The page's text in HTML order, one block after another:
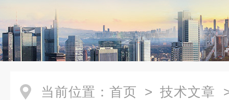
当前位置： 首页 > 技术文章